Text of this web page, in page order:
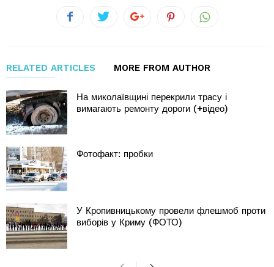
RELATED ARTICLES MORE FROM AUTHOR
На миколаївщині перекрили трасу і
вимагають ремонту дороги (+відео)
Фотофакт: пробки
У Кропивницькому провели флешмоб проти
виборів у Криму (ФОТО)